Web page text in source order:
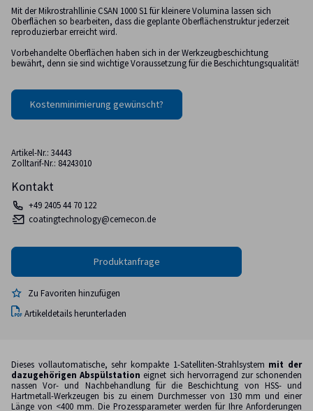
Mit der Mikrostrahllinie CSAN 1000 S1 für kleinere Volumina lassen sich
Oberflächen so bearbeiten, dass die geplante Oberflächenstruktur jederzeit
reproduzierbar erreicht wird.
Vorbehandelte Oberflächen haben sich in der Werkzeugbeschichtung
bewährt, denn sie sind wichtige Voraussetzung für die Beschichtungsqualität!
Kostenminimierung gewünscht?
Artikel-Nr.: 34443
Zolltarif-Nr.: 84243010
Kontakt
+49 2405 44 70 122
coatingtechnology@cemecon.de
Zu Favoriten hinzufügen
Artikeldetails herunterladen
Dieses vollautomatische, sehr kompakte 1-Satelliten-Strahlsystem mit der
dazugehörigen Abspülstation eignet sich hervorragend zur schonenden
nassen Vor- und Nachbehandlung für die Beschichtung von HSS- und
Hartmetall-Werkzeugen bis zu einem Durchmesser von 130 mm und einer
Länge von <400 mm. Die Prozessparameter werden für Ihre Anforderungen